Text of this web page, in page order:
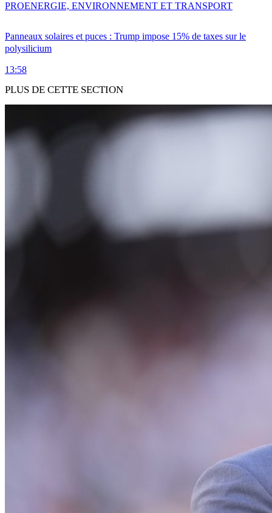
Panneaux solaires et puces : Trump impose 15% de taxes sur le
polysilicium
13:58
PROENERGIE, ENVIRONNEMENT ET TRANSPORT
PLUS DE CETTE SECTION